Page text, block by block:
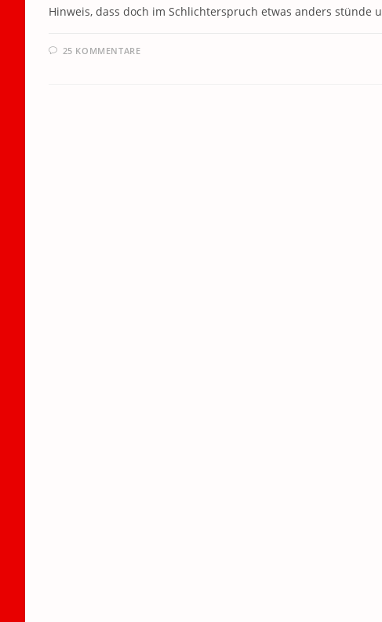
Hinweis, dass doch im Schlichterspruch etwas anders stünde
25 KOMMENTARE